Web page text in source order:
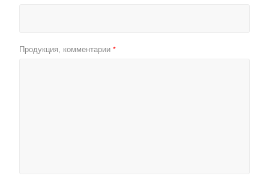
Продукция, комментарии *